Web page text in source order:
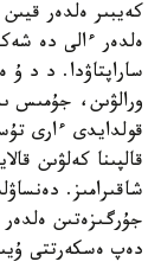
كەيبىر ەلدەر
ەلدەر ءالى دە
ساراپتاۋدا. د د ۇ
ورالۋىن، جۇمىس
قولدايدى ءارى
قالپىنا كەلۋىن
شاقىرامىز.
جۇرگىزەتىن
دەپ ەسكەرتتى